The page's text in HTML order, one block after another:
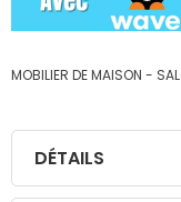
MOBILIER DE MAISON -
DÉTAILS